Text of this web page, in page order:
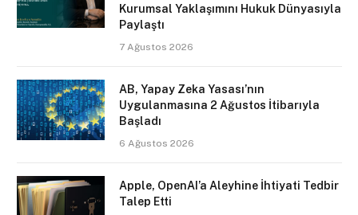
Kurumsal Yaklaşımını Hukuk Dünyasıyla
Paylaştı
7 Ağustos 2026
AB, Yapay Zeka Yasası’nın
Uygulanmasına 2 Ağustos İtibarıyla
Başladı
6 Ağustos 2026
Apple, OpenAI’a Aleyhine İhtiyati Tedbir
Talep Etti